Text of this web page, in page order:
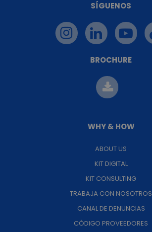
SÍGUENOS
BROCHURE
WHY & HOW
ABOUT US
KIT DIGITAL
KIT CONSULTING
TRABAJA CON NOSOTROS
CANAL DE DENUNCIAS
CÓDIGO PROVEEDORES